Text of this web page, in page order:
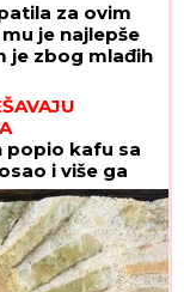
za ovim
je najlepše
je zbog mlađih
popio kafu sa
i više ga
je poslao